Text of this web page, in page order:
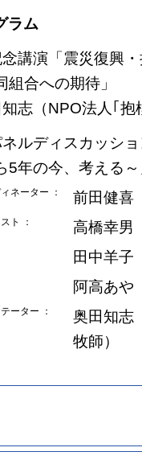
ラム
念講演「震災復興
組合への期待」
志（NPO法人｢
ネルディスカッシ
5年の今、考える
ネーター ： 前田健喜
ト ：
高橋幸男
田中羊子
阿高あや
ーター ：
奥田知志
牧師）